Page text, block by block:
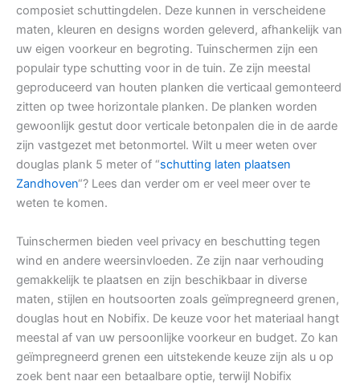
composiet schuttingdelen. Deze kunnen in verscheidene
maten, kleuren en designs worden geleverd, afhankelijk van
uw eigen voorkeur en begroting. Tuinschermen zijn een
populair type schutting voor in de tuin. Ze zijn meestal
geproduceerd van houten planken die verticaal gemonteerd
zitten op twee horizontale planken. De planken worden
gewoonlijk gestut door verticale betonpalen die in de aarde
zijn vastgezet met betonmortel. Wilt u meer weten over
douglas plank 5 meter of “schutting laten plaatsen
Zandhoven“? Lees dan verder om er veel meer over te
weten te komen.
Tuinschermen bieden veel privacy en beschutting tegen
wind en andere weersinvloeden. Ze zijn naar verhouding
gemakkelijk te plaatsen en zijn beschikbaar in diverse
maten, stijlen en houtsoorten zoals geïmpregneerd grenen,
douglas hout en Nobifix. De keuze voor het materiaal hangt
meestal af van uw persoonlijke voorkeur en budget. Zo kan
geïmpregneerd grenen een uitstekende keuze zijn als u op
zoek bent naar een betaalbare optie, terwijl Nobifix